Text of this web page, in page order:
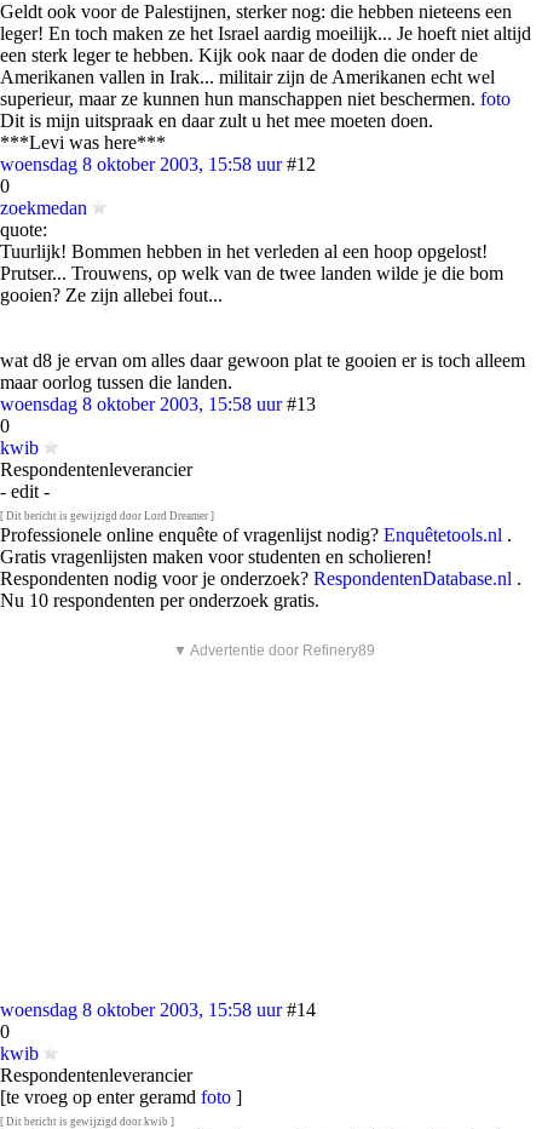
Geldt ook voor de Palestijnen, sterker nog: die hebben nieteens een
leger! En toch maken ze het Israel aardig moeilijk... Je hoeft niet altijd
een sterk leger te hebben. Kijk ook naar de doden die onder de
Amerikanen vallen in Irak... militair zijn de Amerikanen echt wel
superieur, maar ze kunnen hun manschappen niet beschermen. foto
Dit is mijn uitspraak en daar zult u het mee moeten doen.
***Levi was here***
woensdag 8 oktober 2003, 15:58 uur #12
0
zoekmedan
quote:
Tuurlijk! Bommen hebben in het verleden al een hoop opgelost!
Prutser... Trouwens, op welk van de twee landen wilde je die bom
gooien? Ze zijn allebei fout...
wat d8 je ervan om alles daar gewoon plat te gooien er is toch alleem
maar oorlog tussen die landen.
woensdag 8 oktober 2003, 15:58 uur #13
0
kwib
Respondentenleverancier
- edit -
[ Dit bericht is gewijzigd door Lord Dreamer ]
Professionele online enquête of vragenlijst nodig? Enquêtetools.nl .
Gratis vragenlijsten maken voor studenten en scholieren!
Respondenten nodig voor je onderzoek? RespondentenDatabase.nl .
Nu 10 respondenten per onderzoek gratis.
▼ Advertentie door Refinery89
woensdag 8 oktober 2003, 15:58 uur #14
0
kwib
Respondentenleverancier
[te vroeg op enter geramd foto ]
[ Dit bericht is gewijzigd door kwib ]